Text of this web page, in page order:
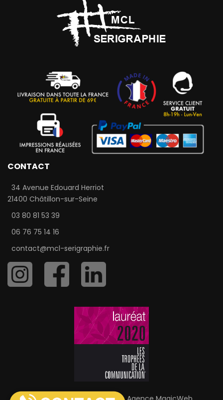
CONTACT
34 Avenue Edouard Herriot
21400 Châtillon-sur-Seine
03 80 81 53 39
06 76 75 14 16
contact@mcl-serigraphie.fr